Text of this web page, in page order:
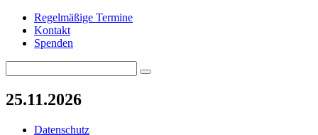
Regelmäßige Termine
Kontakt
Spenden
for:
Search
25.11.2026
Datenschutz